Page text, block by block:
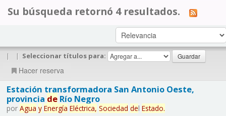
Su búsqueda retornó 4 resultados.
| | Seleccionar títulos para:
Hacer reserva
Estación transformadora San Antonio Oeste,
provincia deRío Negro
por Agua y Energía Eléctrica, Sociedad del Estado.